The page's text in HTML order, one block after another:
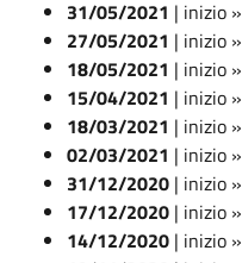
31/05/2021 | inizio »
27/05/2021 | inizio »
18/05/2021 | inizio »
15/04/2021 | inizio »
18/03/2021 | inizio »
02/03/2021 | inizio »
31/12/2020 | inizio »
17/12/2020 | inizio »
14/12/2020 | inizio »